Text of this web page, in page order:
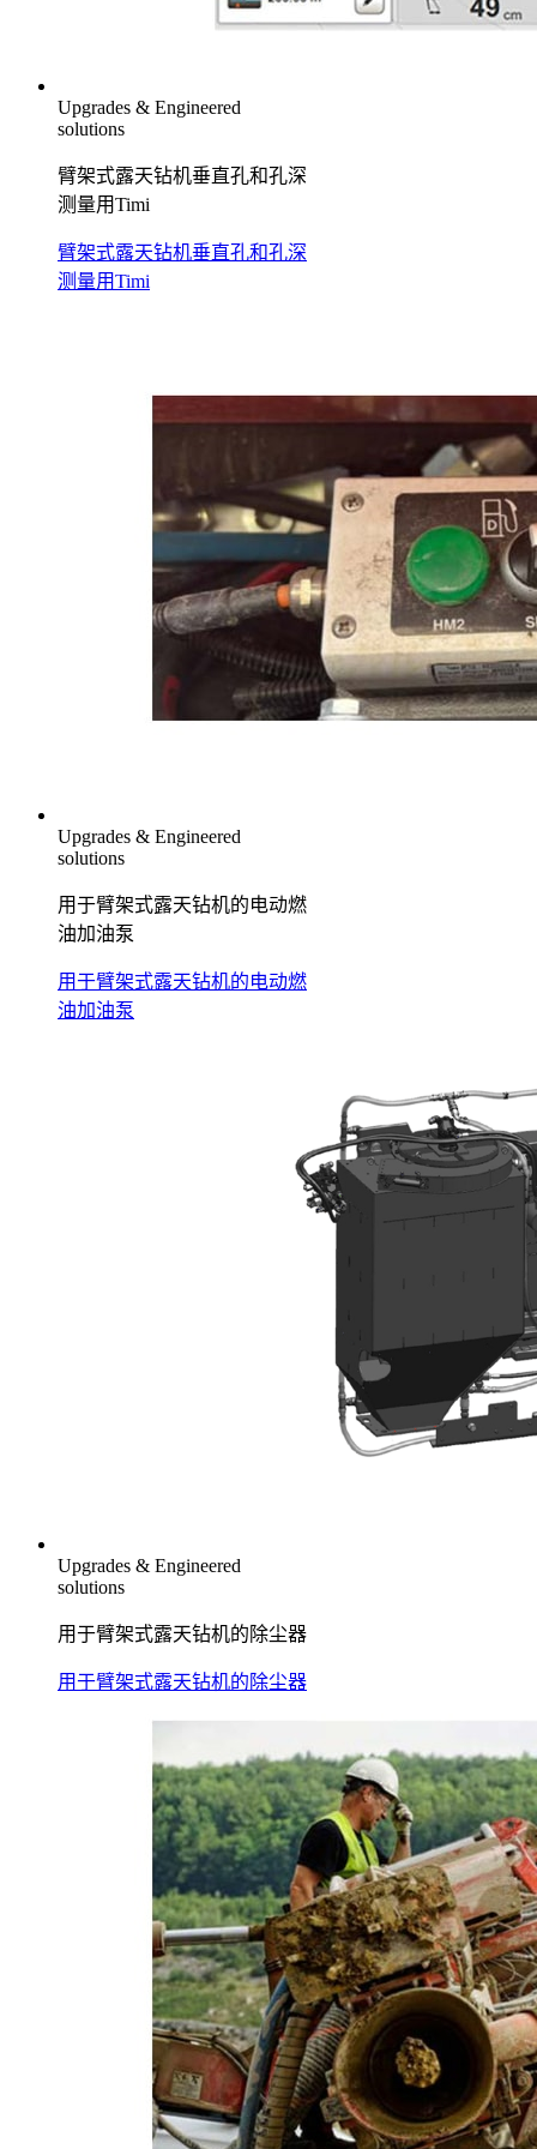
Upgrades & Engineered
solutions
臂架式露天钻机垂直孔和孔深
测量用Timi
臂架式露天钻机垂直孔和孔深
测量用Timi
Upgrades & Engineered
solutions
用于臂架式露天钻机的电动燃
油加油泵
用于臂架式露天钻机的电动燃
油加油泵
Upgrades & Engineered
solutions
用于臂架式露天钻机的除尘器
用于臂架式露天钻机的除尘器